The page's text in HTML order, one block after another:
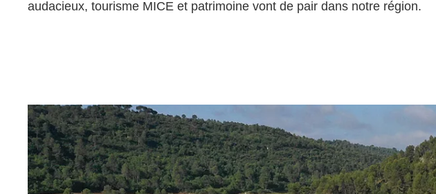
audacieux, tourisme MICE et patrimoine vont de pair dans notre région.